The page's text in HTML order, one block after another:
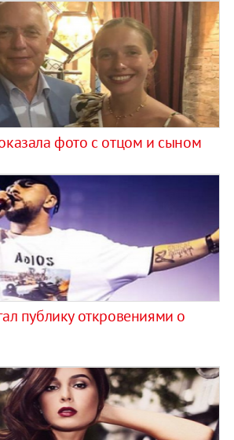
фото с отцом и сыном
публику откровениями о